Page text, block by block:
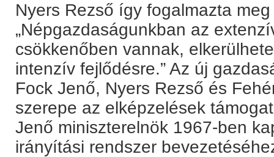
Nyers Rezső így fogalmazta
„Népgazdaságunkban az
csökkenőben vannak,
intenzív fejlődésre.” Az új
Fock Jenő, Nyers Rezső és
szerepe az elképzelések
Jenő miniszterelnök 1967-ben
irányítási rendszer